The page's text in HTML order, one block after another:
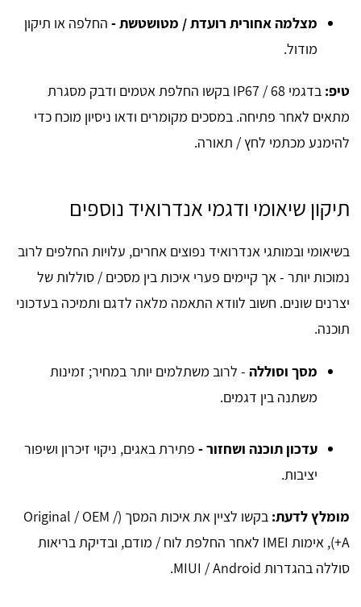
מצלמה אחורית רועדת / מטושטשת - החלפה או תיקון
מודול.
טיפ:
בדגמי IP67 / 68 בקשו החלפת אטמים ודבק מסגרת
מתאים לאחר פתיחה. במסכים מקומרים ודאו ניסיון מוכח כדי
להימנע מכתמי לחץ / תאורה.
תיקון שיאומי ודגמי אנדרואיד נוספים
בשיאומי ובמותגי אנדרואיד נפוצים אחרים, עלויות החלפים לרוב
נמוכות יותר - אך קיימים פערי איכות בין מסכים / סוללות של
יצרנים שונים. חשוב לוודא התאמה מלאה לדגם ותמיכה בעדכוני
תוכנה.
מסך וסוללה - לרוב משתלמים יותר במחיר; זמינות
משתנה בין דגמים.
עדכון תוכנה ושחזור - פתירת באגים, ניקוי זיכרון ושיפור
יציבות.
מומלץ לדעת:
בקשו לציין את איכות המסך (Original / OEM /
A+), אימות IMEI לאחר החלפת לוח / מודם, ובדיקת בריאות
סוללה בהגדרות MIUI / Android.